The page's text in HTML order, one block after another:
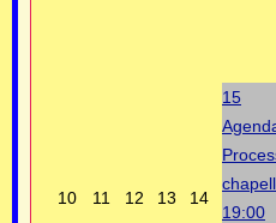
10 11 12 13 14
15
19:00